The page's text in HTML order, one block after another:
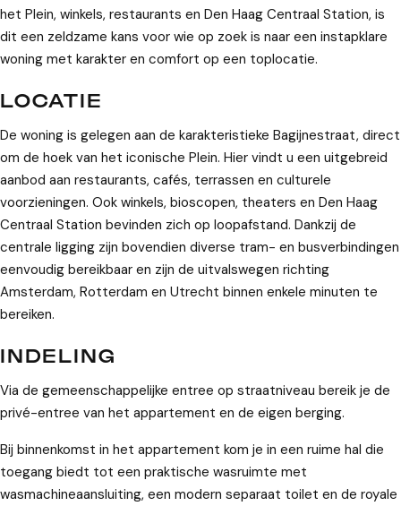
het Plein, winkels, restaurants en Den Haag Centraal Station, is
dit een zeldzame kans voor wie op zoek is naar een instapklare
woning met karakter en comfort op een toplocatie.
LOCATIE
De woning is gelegen aan de karakteristieke Bagijnestraat, direct
om de hoek van het iconische Plein. Hier vindt u een uitgebreid
aanbod aan restaurants, cafés, terrassen en culturele
voorzieningen. Ook winkels, bioscopen, theaters en Den Haag
Centraal Station bevinden zich op loopafstand. Dankzij de
centrale ligging zijn bovendien diverse tram- en busverbindingen
eenvoudig bereikbaar en zijn de uitvalswegen richting
Amsterdam, Rotterdam en Utrecht binnen enkele minuten te
bereiken.
INDELING
Via de gemeenschappelijke entree op straatniveau bereik je de
privé-entree van het appartement en de eigen berging.
Bij binnenkomst in het appartement kom je in een ruime hal die
toegang biedt tot een praktische wasruimte met
wasmachineaansluiting, een modern separaat toilet en de royale